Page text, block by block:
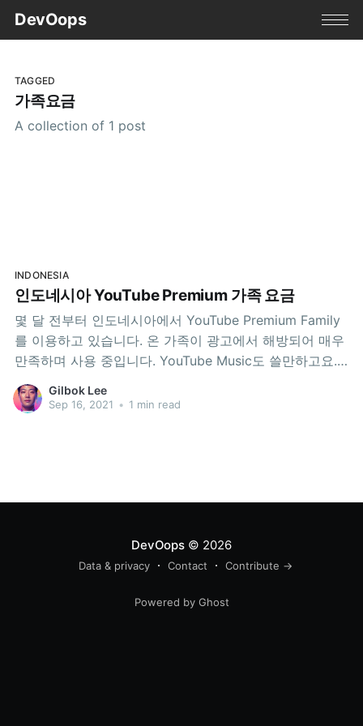
DevOops
TAGGED
가족요금
A collection of 1 post
INDONESIA
인도네시아 YouTube Premium 가족 요금
몇 달 전부터 인도네시아에서 YouTube Premium Family
를 이용하고 있습니다. 온 가족이 광고에서 해방되어 매우
만족하며 사용 중입니다. YouTube Music도 쓸만하고요.
대신 VIBE(구 네이버 뮤직)는 사용중지 하였습니다. 가격
은 IDR 89,000(한화 7,000원)입니다. 가족요금 아닌 개인
Gilbok Lee
Sep 16, 2021 • 1 min read
DevOops© 2026
Data & privacy Contact Contribute →
Powered by Ghost